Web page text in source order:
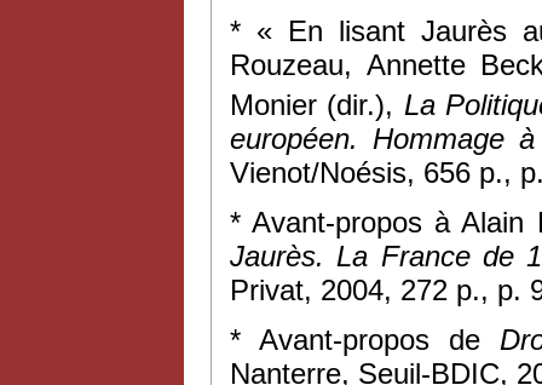
* « En lisant Jaurès
Rouzeau, Annette
Monier (dir.), La
européen. Hommage
Vienot/Noésis, 656 p.,
* Avant-propos à
Jaurès. La France de
Privat, 2004, 272 p., p.
* Avant-propos de
Nanterre, Seuil-BDIC,